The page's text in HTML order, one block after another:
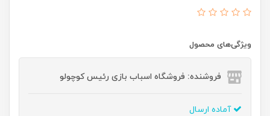
ویژگی‌های محصول
فروشنده: فروشگاه اسباب بازی رئیس کوچولو
آماده ارسال